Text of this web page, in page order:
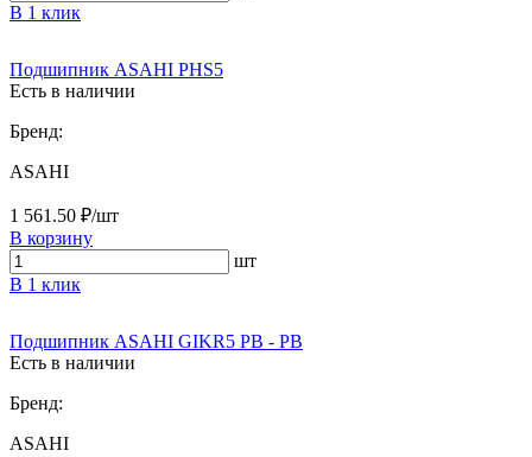
В 1 клик
Подшипник ASAHI PHS5
Есть в наличии
Бренд:
ASAHI
1 561.50 ₽/шт
В корзину
шт
В 1 клик
Подшипник ASAHI GIKR5 PB - PB
Есть в наличии
Бренд:
ASAHI